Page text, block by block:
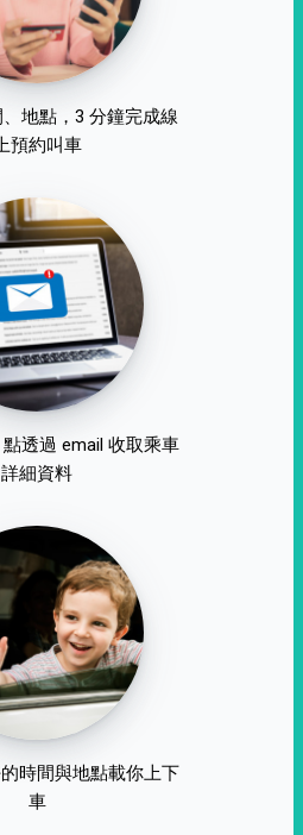
地點，3 分鐘完成線
預約叫車
透過 email 收取乘車
詳細資料
時間與地點載你上下
車